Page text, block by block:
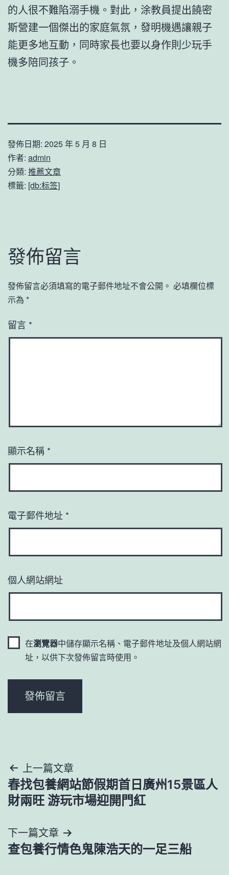
的人很不難陷溺手機。對此，涂教員提出饒密
斯營建一個傑出的家庭氣氛，發明機遇讓親子
能更多地互動，同時家長也要以身作則少玩手
機多陪同孩子。
發佈日期: 2025 年 5 月 8 日
作者: admin
分類: 推薦文章
標籤: [db:标签]
發佈留言
發佈留言必須填寫的電子郵件地址不會公開。 必填欄位標
示為 *
留言 *
顯示名稱 *
電子郵件地址 *
個人網站網址
在瀏覽器中儲存顯示名稱、電子郵件地址及個人網站網
址，以供下次發佈留言時使用。
文
章
覽
上一篇文章
春找包養網站節假期首日廣州15景區人
財兩旺 游玩市場迎開門紅
下一篇文章
查包養行情色鬼陳浩天的一足三船